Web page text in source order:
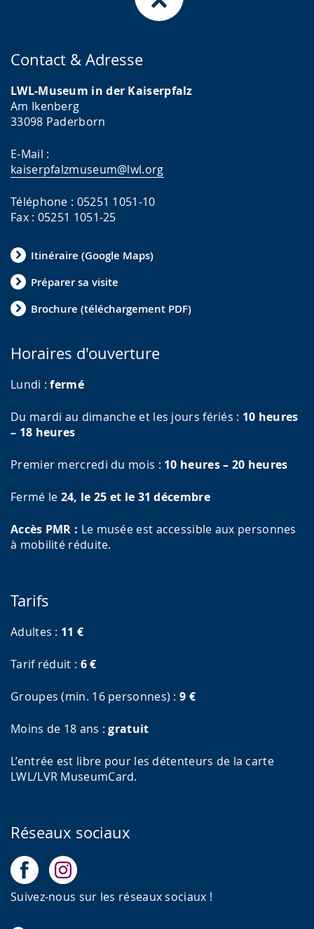
Contact & Adresse
LWL-Museum in der Kaiserpfalz
Am Ikenberg
33098 Paderborn
E-Mail :
kaiserpfalzmuseum@lwl.org
Téléphone : 05251 1051-10
Fax : 05251 1051-25
Itinéraire (Google Maps)
Préparer sa visite
Brochure (téléchargement PDF)
Horaires d'ouverture
Lundi :fermé
Du mardi au dimanche et les jours fériés : 10 heures
– 18 heures
Premier mercredi du mois : 10 heures – 20 heures
Fermé le 24, le 25 et le 31 décembre
Accès PMR : Le musée est accessible aux personnes
à mobilité réduite.
Tarifs
Adultes : 11 €
Tarif réduit : 6€
Groupes (min. 16 personnes) : 9 €
Moins de 18 ans :gratuit
L’entrée est libre pour les détenteurs de la carte
LWL/LVR MuseumCard.
Réseaux sociaux
Suivez-nous sur les réseaux sociaux !